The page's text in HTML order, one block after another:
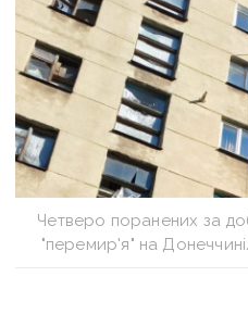
Четверо поранених за
"перемир'я" на